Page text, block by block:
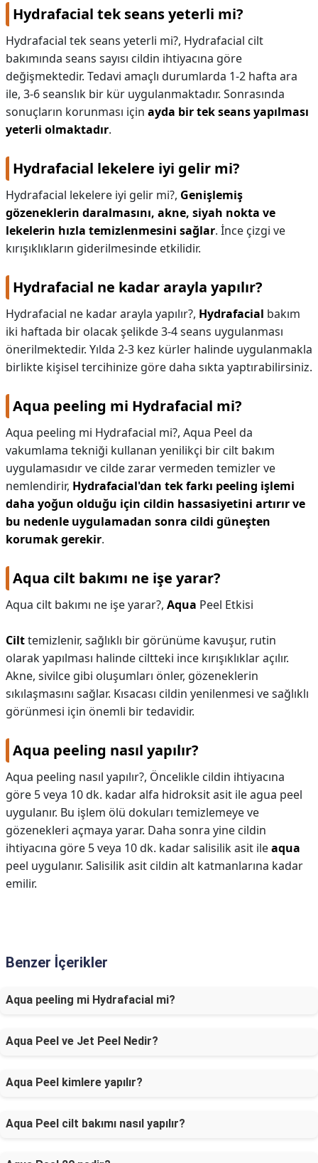
Hydrafacial tek seans yeterli mi?
Hydrafacial tek seans yeterli mi?, Hydrafacial cilt
bakımında seans sayısı cildin ihtiyacına göre
değişmektedir. Tedavi amaçlı durumlarda 1-2 hafta ara
ile, 3-6 seanslık bir kür uygulanmaktadır. Sonrasında
sonuçların korunması için ayda bir tek seans yapılması
yeterli olmaktadır.
Hydrafacial lekelere iyi gelir mi?
Hydrafacial lekelere iyi gelir mi?, Genişlemiş
gözeneklerin daralmasını, akne, siyah nokta ve
lekelerin hızla temizlenmesini sağlar. İnce çizgi ve
kırışıklıkların giderilmesinde etkilidir.
Hydrafacial ne kadar arayla yapılır?
Hydrafacial ne kadar arayla yapılır?, Hydrafacial bakım
iki haftada bir olacak şelikde 3-4 seans uygulanması
önerilmektedir. Yılda 2-3 kez kürler halinde uygulanmakla
birlikte kişisel tercihinize göre daha sıkta yaptırabilirsiniz.
Aqua peeling mi Hydrafacial mi?
Aqua peeling mi Hydrafacial mi?, Aqua Peel da
vakumlama tekniği kullanan yenilikçi bir cilt bakım
uygulamasıdır ve cilde zarar vermeden temizler ve
nemlendirir, Hydrafacial'dan tek farkı peeling işlemi
daha yoğun olduğu için cildin hassasiyetini artırır ve
bu nedenle uygulamadan sonra cildi güneşten
korumak gerekir.
Aqua cilt bakımı ne işe yarar?
Aqua cilt bakımı ne işe yarar?, Aqua Peel Etkisi
Cilttemizlenir, sağlıklı bir görünüme kavuşur, rutin
olarak yapılması halinde ciltteki ince kırışıklıklar açılır.
Akne, sivilce gibi oluşumları önler, gözeneklerin
sıkılaşmasını sağlar. Kısacası cildin yenilenmesi ve sağlıklı
görünmesi için önemli bir tedavidir.
Aqua peeling nasıl yapılır?
Aqua peeling nasıl yapılır?, Öncelikle cildin ihtiyacına
göre 5 veya 10 dk. kadar alfa hidroksit asit ile agua peel
uygulanır. Bu işlem ölü dokuları temizlemeye ve
gözenekleri açmaya yarar. Daha sonra yine cildin
ihtiyacına göre 5 veya 10 dk. kadar salisilik asit ileaqua
peel uygulanır. Salisilik asit cildin alt katmanlarına kadar
emilir.
Benzer İçerikler
Aqua peeling mi Hydrafacial mi?
Aqua Peel ve Jet Peel Nedir?
Aqua Peel kimlere yapılır?
Aqua Peel cilt bakımı nasıl yapılır?